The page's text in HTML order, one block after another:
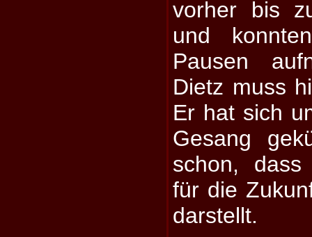
vorher bis
und
Pausen
Dietz muss
Er hat sich
Gesang
schon, dass
für die
darstellt.